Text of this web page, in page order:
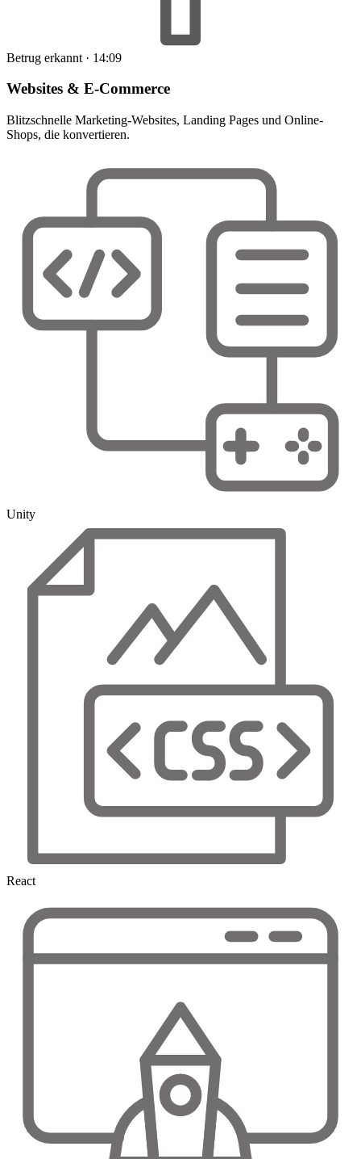
Betrug erkannt · 14:09
Websites & E-Commerce
Blitzschnelle Marketing-Websites, Landing Pages und Online-
Shops, die konvertieren.
Unity
React